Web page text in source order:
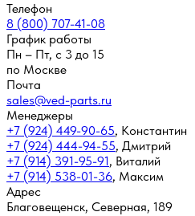
Телефон
8 (800) 707-41-08
График работы
Пн – Пт, с 3 до 15
по Москве
Почта
sales@ved-parts.ru
Менеджеры
+7 (924) 449-90-65, Константин
+7 (924) 444-94-55, Дмитрий
+7 (914) 391-95-91, Виталий
+7 (914) 538-01-36, Максим
Адрес
Благовещенск, Северная, 189